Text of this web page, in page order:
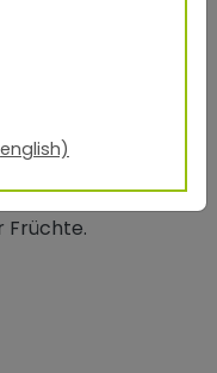
Saftig-rote Äpfel
Süße und
für den
an den
Früchte.